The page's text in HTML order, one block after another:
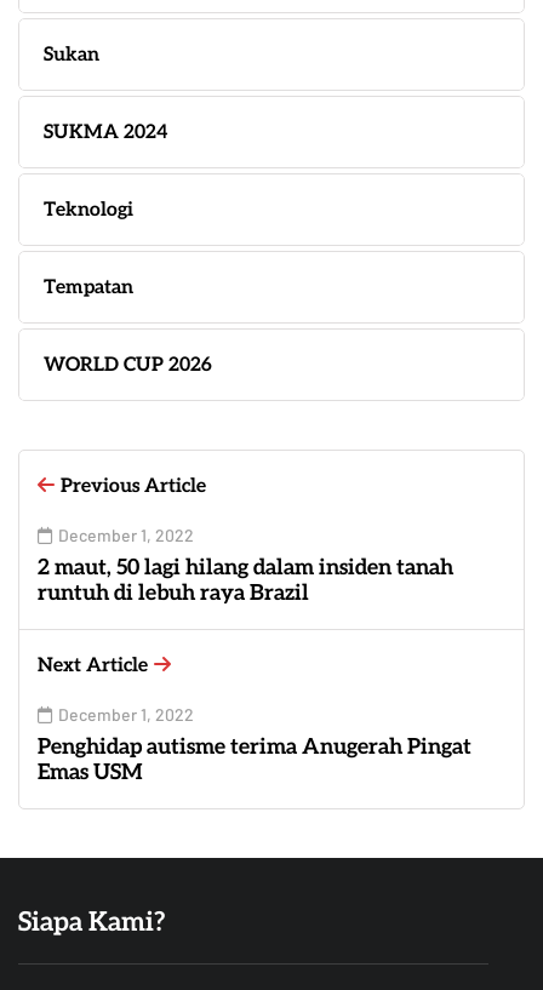
Sukan
SUKMA 2024
Teknologi
Tempatan
WORLD CUP 2026
Previous Article
December 1, 2022
2 maut, 50 lagi hilang dalam insiden tanah
runtuh di lebuh raya Brazil
Next Article
December 1, 2022
Penghidap autisme terima Anugerah Pingat
Emas USM
Siapa Kami?